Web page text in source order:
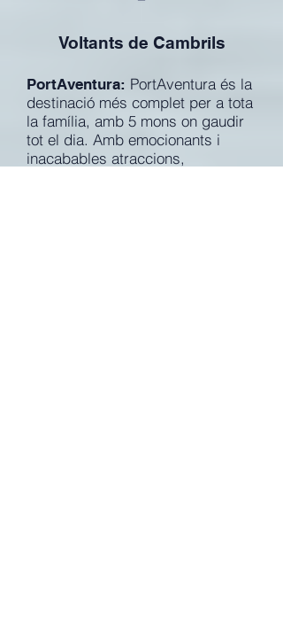
Voltants de Cambrils
PortAventura: PortAventura és la
destinació més complet per a tota
la família, amb 5 mons on gaudir
tot el dia. Amb emocionants i
inacabables atraccions,